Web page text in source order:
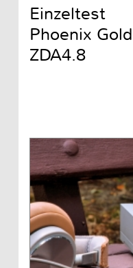
Einzeltest
Phoenix Gold
ZDA4.8